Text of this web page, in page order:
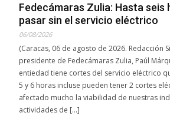
Fedecámaras Zulia: Hasta seis
pasar sin el servicio eléctrico
06/08/2026
(Caracas, 06 de agosto de 2026. Redacción
presidente de Fedecámaras Zulia, Paúl
entiedad tiene cortes del servicio eléctrico
5 y 6 horas incluse pueden tener 2 cortes
afectado mucho la viabilidad de nuestras
actividades de […]